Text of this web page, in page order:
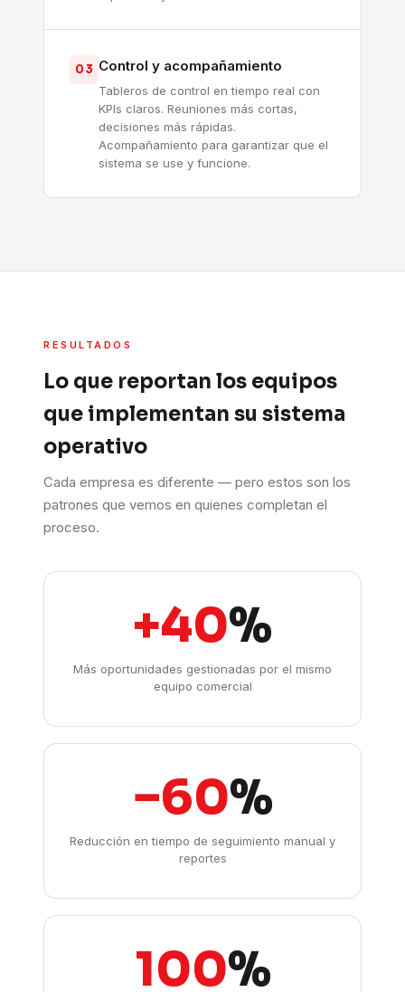
03 Control y acompañamiento
Tableros de control en tiempo real con
KPIs claros. Reuniones más cortas,
decisiones más rápidas.
Acompañamiento para garantizar que el
sistema se use y funcione.
RESULTADOS
Lo que reportan los equipos
que implementan su sistema
operativo
Cada empresa es diferente — pero estos son los
patrones que vemos en quienes completan el
proceso.
+40%
Más oportunidades gestionadas por el mismo
equipo comercial
−60%
Reducción en tiempo de seguimiento manual y
reportes
100%